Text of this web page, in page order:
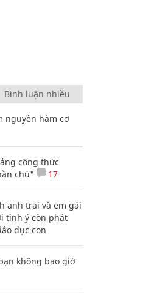
Bình luận nhiều
nguyên hàm cơ
công thức
chú"
17
anh trai và em gái
tinh ý còn phát
dục con
không bao giờ